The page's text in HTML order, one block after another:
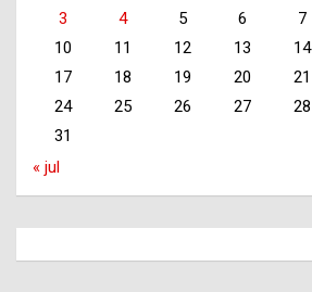
3
4 5 6 7
10
11 12 13 14
17
18 19 20 21
24
25 26 27 28
31
« jul